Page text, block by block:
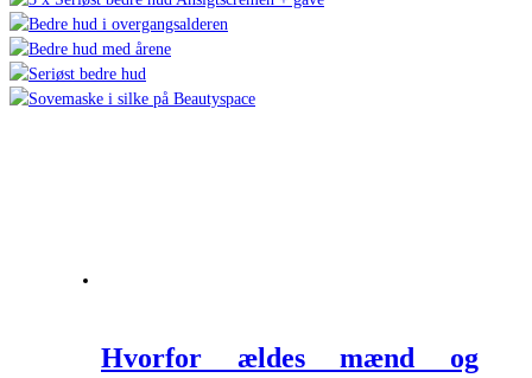
Hvorfor ældes mænd og